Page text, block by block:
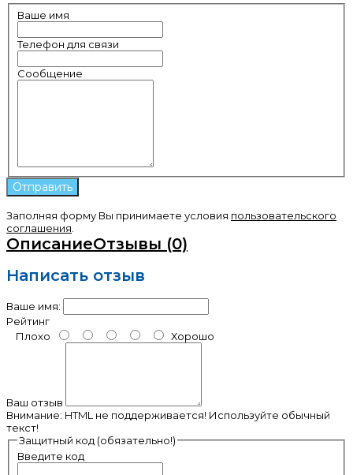
Ваше имя
Телефон для связи
Сообщение
Заполняя форму Вы принимаете условия пользовательского
соглашения
ОписаниеОтзывы (0)
Написать отзыв
Ваше имя:
Рейтинг
Плохо
Хорошо
Ваш отзыв
Внимание: HTML не поддерживается! Используйте обычный
текст!
Защитный код (обязательно!)
Введите код